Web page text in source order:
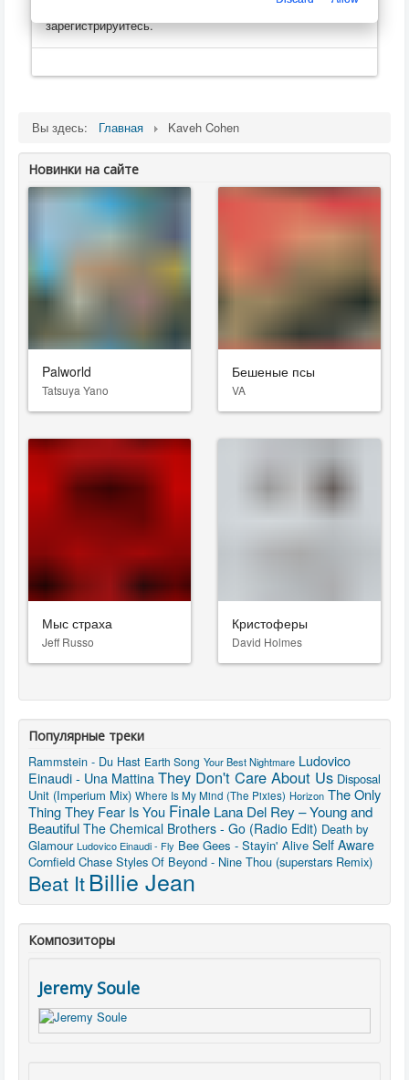
. Пожалуйста, войдите на сайт, или
зарегистрируйтесь.
Вы здесь: Главная Kaveh Cohen
Новинки на сайте
Palworld
Tatsuya Yano
Бешеные псы
VA
Мыс страха
Jeff Russo
Кристоферы
David Holmes
Популярные треки
Rammstein - Du Hast Earth Song Your Best Nightmare Ludovico
Einaudi - Una MattinaThey Don't Care About Us Disposal
Unit (Imperium Mix) Where Is My Mind (The Pixies) Horizon The Only
Thing They Fear Is You Finale Lana Del Rey – Young and
Beautiful The Chemical Brothers - Go (Radio Edit) Death by
Glamour Ludovico Einaudi - Fly Bee Gees - Stayin' Alive Self Aware
Cornfield Chase Styles Of Beyond - Nine Thou (superstars Remix)
Beat ItBillie Jean
Композиторы
Jeremy Soule